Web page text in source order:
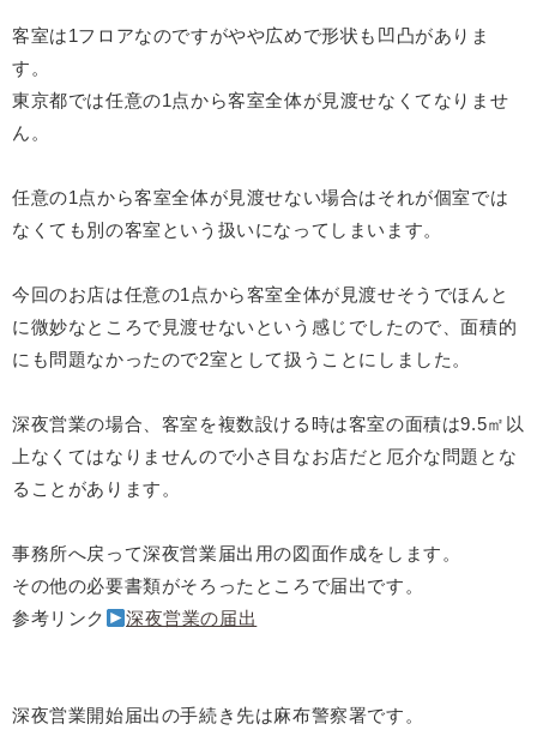
客室は1フロアなのですがやや広めで形状も凹凸がありま
す。
東京都では任意の1点から客室全体が見渡せなくてなりませ
ん。
任意の1点から客室全体が見渡せない場合はそれが個室では
なくても別の客室という扱いになってしまいます。
今回のお店は任意の1点から客室全体が見渡せそうでほんと
に微妙なところで見渡せないという感じでしたので、面積的
にも問題なかったので2室として扱うことにしました。
深夜営業の場合、客室を複数設ける時は客室の面積は9.5㎡以
上なくてはなりませんので小さ目なお店だと厄介な問題とな
ることがあります。
事務所へ戻って深夜営業届出用の図面作成をします。
その他の必要書類がそろったところで届出です。
参考リンク
深夜営業の届出
深夜営業開始届出の手続き先は麻布警察署です。